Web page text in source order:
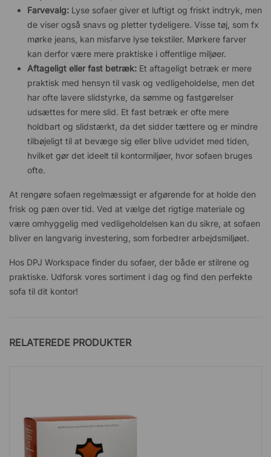
Farvevalg: Lyse sofaer giver et luftigt og friskt indtryk, men
de viser også snavs og pletter tydeligere. Visse tøj, som fx
mørke jeans, kan misfarve lyse tekstiler. Mørkere farver
kan derfor være mere praktiske i offentlige miljøer.
Aftageligt eller fast betræk: Et aftageligt betræk er mere
praktisk med hensyn til vask og vedligeholdelse, men det
har ofte lavere slidstyrke, da sømme og fastgørelser
udsættes for mere slid. Et fast betræk er ofte mere
holdbart og slidstærkt, da det sidder tættere og er mindre
tilbøjeligt til at bevæge sig eller blive udvidet med tiden,
hvilket gør det ideelt til kontormiljøer, hvor sofaen bruges
ofte.
At rengøre sofaen regelmæssigt er afgørende for at holde den
frisk og pæn over tid. Ved at vælge det rigtige materiale og
være omhyggelig med vedligeholdelsen kan du sikre, at sofaen
bliver en langvarig investering, som forbedrer arbejdsmiljøet.
Hos DPJ Workspace finder du sofaer, der både er stilrene og
praktiske. Udforsk vores sortiment i dag og find den perfekte
sofa til dit kontor!
RELATEREDE PRODUKTER